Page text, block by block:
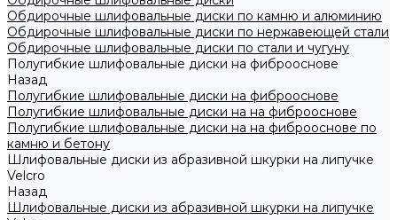
Обдирочные шлифовальные диски по камню и алюминию
Обдирочные шлифовальные диски по нержавеющей стали
Обдирочные шлифовальные диски по стали и чугуну
Полугибкие шлифовальные диски на фиброоснове
Назад
Полугибкие шлифовальные диски на фиброоснове
Полугибкие шлифовальные диски на на фиброоснове
Полугибкие шлифовальные диски на на фиброоснове по
камню и бетону
Шлифовальные диски из абразивной шкурки на липучке
Velcro
Назад
Шлифовальные диски из абразивной шкурки на липучке